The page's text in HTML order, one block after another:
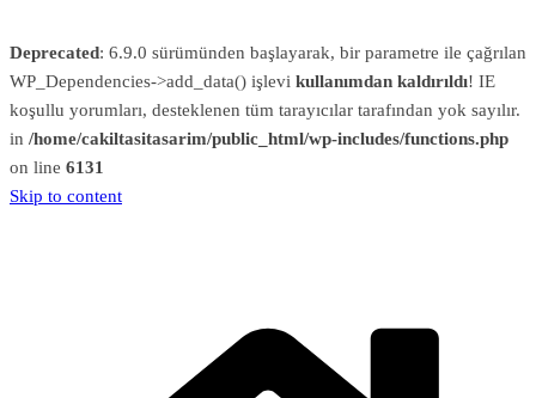
Deprecated: 6.9.0 sürümünden başlayarak, bir parametre ile çağrılan
WP_Dependencies->add_data() işlevi kullanımdan kaldırıldı! IE
koşullu yorumları, desteklenen tüm tarayıcılar tarafından yok sayılır.
in /home/cakiltasitasarim/public_html/wp-includes/functions.php
on line 6131
Skip to content